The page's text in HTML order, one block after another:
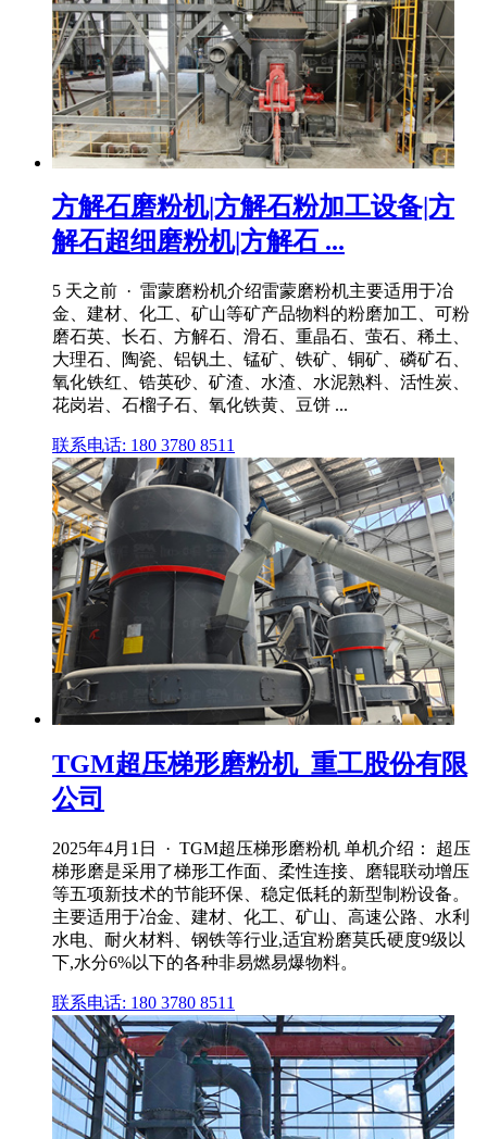
方解石磨粉机|方解石粉加工设备|方
解石超细磨粉机|方解石 ...
5 天之前 · 雷蒙磨粉机介绍雷蒙磨粉机主要适用于冶
金、建材、化工、矿山等矿产品物料的粉磨加工、可粉
磨石英、长石、方解石、滑石、重晶石、萤石、稀土、
大理石、陶瓷、铝钒土、锰矿、铁矿、铜矿、磷矿石、
氧化铁红、锆英砂、矿渣、水渣、水泥熟料、活性炭、
花岗岩、石榴子石、氧化铁黄、豆饼 ...
联系电话: 180 3780 8511
TGM超压梯形磨粉机_重工股份有限
公司
2025年4月1日 · TGM超压梯形磨粉机 单机介绍： 超压
梯形磨是采用了梯形工作面、柔性连接、磨辊联动增压
等五项新技术的节能环保、稳定低耗的新型制粉设备。
主要适用于冶金、建材、化工、矿山、高速公路、水利
水电、耐火材料、钢铁等行业,适宜粉磨莫氏硬度9级以
下,水分6%以下的各种非易燃易爆物料。
联系电话: 180 3780 8511